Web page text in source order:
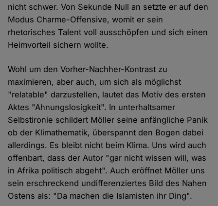
nicht schwer. Von Sekunde Null an setzte er auf den
Modus Charme-Offensive, womit er sein
rhetorisches Talent voll ausschöpfen und sich einen
Heimvorteil sichern wollte.
Wohl um den Vorher-Nachher-Kontrast zu
maximieren, aber auch, um sich als möglichst
"relatable" darzustellen, lautet das Motiv des ersten
Aktes "Ahnungslosigkeit". In unterhaltsamer
Selbstironie schildert Möller seine anfängliche Panik
ob der Klimathematik, überspannt den Bogen dabei
allerdings. Es bleibt nicht beim Klima. Uns wird auch
offenbart, dass der Autor "gar nicht wissen will, was
in Afrika politisch abgeht". Auch eröffnet Möller uns
sein erschreckend undifferenziertes Bild des Nahen
Ostens als: "Da machen die Islamisten ihr Ding".